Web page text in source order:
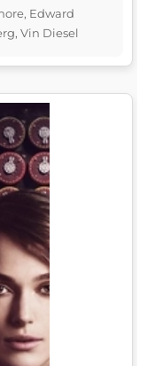
Edward
Vin Diesel